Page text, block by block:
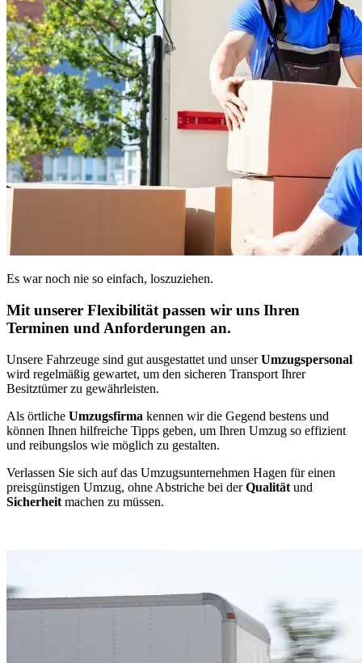
Es war noch nie so einfach, loszuziehen.
Mit unserer Flexibilität passen wir uns Ihren
Terminen und Anforderungen an.
Unsere Fahrzeuge sind gut ausgestattet und unserUmzugspersonal
wird regelmäßig gewartet, um den sicheren Transport Ihrer
Besitztümer zu gewährleisten.
Als örtliche Umzugsfirma kennen wir die Gegend bestens und
können Ihnen hilfreiche Tipps geben, um Ihren Umzug so effizient
und reibungslos wie möglich zu gestalten.
Verlassen Sie sich auf das Umzugsunternehmen Hagen für einen
preisgünstigen Umzug, ohne Abstriche bei derQualität und
Sicherheit machen zu müssen.